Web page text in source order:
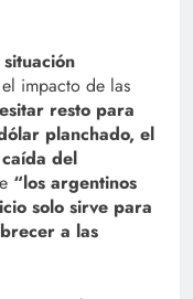
impacto de las
resto para
planchado, el
del
“los argentinos
solo sirve para
a las